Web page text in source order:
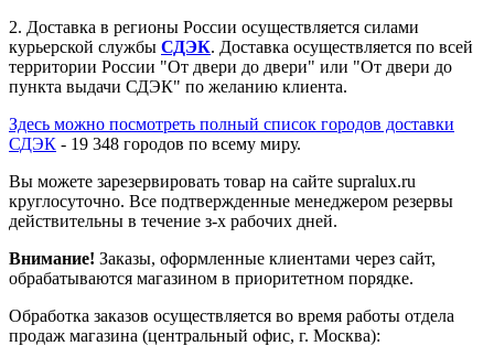
2. Доставка в регионы России осуществляется силами
курьерской службы СДЭК. Доставка осуществляется по всей
территории России "От двери до двери" или "От двери до
пункта выдачи СДЭК" по желанию клиента.
Здесь можно посмотреть полный список городов доставки
СДЭК - 19 348 городов по всему миру.
Вы можете зарезервировать товар на сайте supralux.ru
круглосуточно. Все подтвержденные менеджером резервы
действительны в течение з-х рабочих дней.
Внимание! Заказы, оформленные клиентами через сайт,
обрабатываются магазином в приоритетном порядке.
Обработка заказов осуществляется во время работы отдела
продаж магазина (центральный офис, г. Москва):